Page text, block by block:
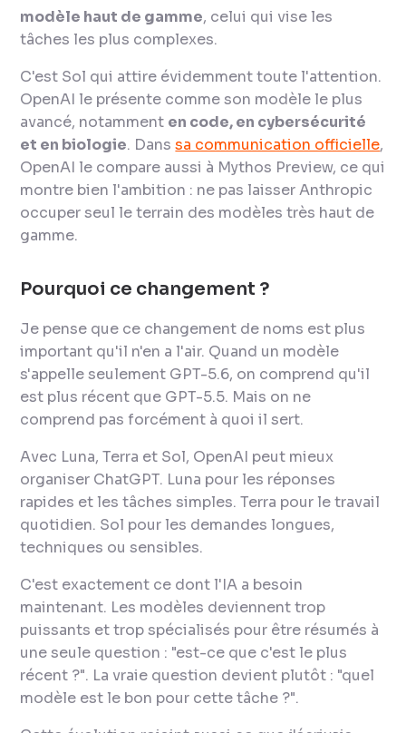
modèle haut de gamme, celui qui vise les
tâches les plus complexes.
C'est Sol qui attire évidemment toute l'attention.
OpenAI le présente comme son modèle le plus
avancé, notamment en code, en cybersécurité
et en biologie. Danssa communication officielle,
OpenAI le compare aussi à Mythos Preview, ce qui
montre bien l'ambition : ne pas laisser Anthropic
occuper seul le terrain des modèles très haut de
gamme.
Pourquoi ce changement ?
Je pense que ce changement de noms est plus
important qu'il n'en a l'air. Quand un modèle
s'appelle seulement GPT-5.6, on comprend qu'il
est plus récent que GPT-5.5. Mais on ne
comprend pas forcément à quoi il sert.
Avec Luna, Terra et Sol, OpenAI peut mieux
organiser ChatGPT. Luna pour les réponses
rapides et les tâches simples. Terra pour le travail
quotidien. Sol pour les demandes longues,
techniques ou sensibles.
C'est exactement ce dont l'IA a besoin
maintenant. Les modèles deviennent trop
puissants et trop spécialisés pour être résumés à
une seule question : "est-ce que c'est le plus
récent ?". La vraie question devient plutôt : "quel
modèle est le bon pour cette tâche ?".